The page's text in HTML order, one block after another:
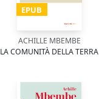
EPUB
ACHILLE MBEMBE
LA COMUNITÀ DELLA TERRA